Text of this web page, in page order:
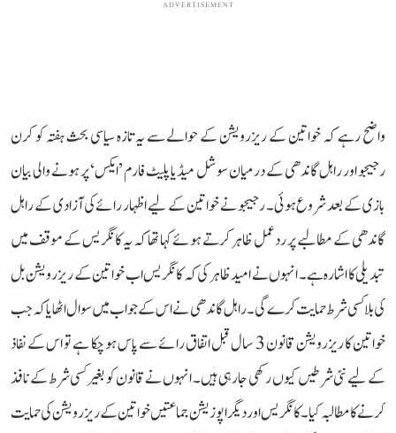
ADVERTISEMENT
واضح رہے کہ خواتین کے ریزرویشن کے حوالے سے یہ تازہ سیاسی بحث ہفتہ کو کرن
رجیجو اور راہل گاندھی کے درمیان سوشل میڈیا پلیٹ فارم ’ایکس‘ پر ہونے والی بیان
بازی کے بعد شروع ہوئی۔ رجیجو نے خواتین کے لیے اظہار رائے کی آزادی کے راہل
گاندھی کے مطالبے پر ردعمل ظاہر کرتے ہوئے کہا تھا کہ یہ کانگریس کے موقف میں
تبدیلی کا اشارہ ہے۔ انہوں نے امید ظاہر کی کہ کانگریس اب خواتین کے ریزرویشن بل
کی بلا کسی شرط حمایت کرے گی۔ راہل گاندھی نے اس کے جواب میں سوال اٹھایا کہ جب
خواتین کا ریزرویشن قانون 3 سال قبل اتفاق رائے سے پاس ہو چکا ہے تو اس کے نفاذ
کے لیے نئی شرطیں کیوں رکھی جا رہی ہیں۔ انہوں نے قانون کو بغیر کسی شرط کے نافذ
کرنے کا مطالبہ کیا۔ کانگریس اور دیگر اپوزیشن جماعتیں خواتین کے ریزرویشن کی حمایت